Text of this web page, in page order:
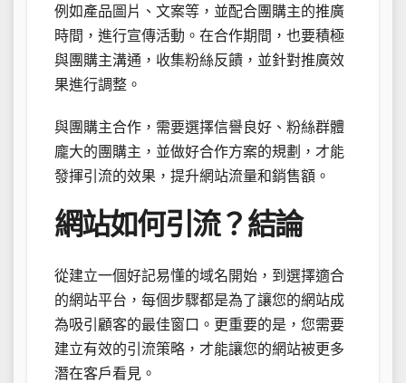
例如產品圖片、文案等，並配合團購主的推廣
時間，進行宣傳活動。在合作期間，也要積極
與團購主溝通，收集粉絲反饋，並針對推廣效
果進行調整。
與團購主合作，需要選擇信譽良好、粉絲群體
龐大的團購主，並做好合作方案的規劃，才能
發揮引流的效果，提升網站流量和銷售額。
網站如何引流？結論
從建立一個好記易懂的域名開始，到選擇適合
的網站平台，每個步驟都是為了讓您的網站成
為吸引顧客的最佳窗口。更重要的是，您需要
建立有效的引流策略，才能讓您的網站被更多
潛在客戶看見。